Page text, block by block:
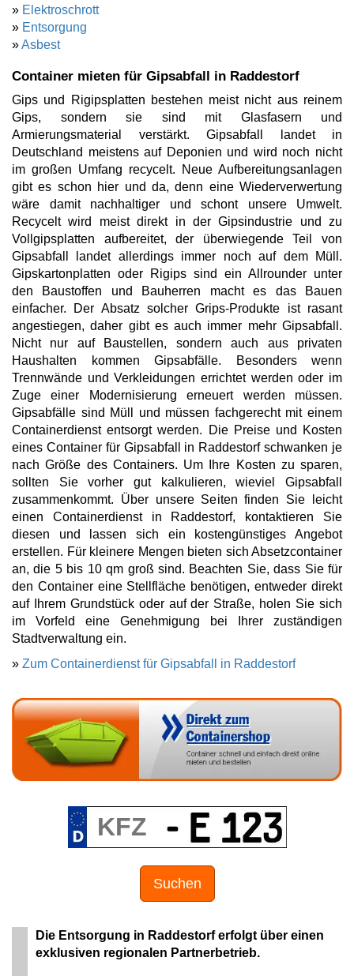
» Elektroschrott
» Entsorgung
»Asbest
Container mieten für Gipsabfall in Raddestorf
Gips und Rigipsplatten bestehen meist nicht aus reinem
Gips, sondern sie sind mit Glasfasern und
Armierungsmaterial verstärkt. Gipsabfall landet in
Deutschland meistens auf Deponien und wird noch nicht
im großen Umfang recycelt. Neue Aufbereitungsanlagen
gibt es schon hier und da, denn eine Wiederverwertung
wäre damit nachhaltiger und schont unsere Umwelt.
Recycelt wird meist direkt in der Gipsindustrie und zu
Vollgipsplatten aufbereitet, der überwiegende Teil von
Gipsabfall landet allerdings immer noch auf dem Müll.
Gipskartonplatten oder Rigips sind ein Allrounder unter
den Baustoffen und Bauherren macht es das Bauen
einfacher. Der Absatz solcher Grips-Produkte ist rasant
angestiegen, daher gibt es auch immer mehr Gipsabfall.
Nicht nur auf Baustellen, sondern auch aus privaten
Haushalten kommen Gipsabfälle. Besonders wenn
Trennwände und Verkleidungen errichtet werden oder im
Zuge einer Modernisierung erneuert werden müssen.
Gipsabfälle sind Müll und müssen fachgerecht mit einem
Containerdienst entsorgt werden. Die Preise und Kosten
eines Container für Gipsabfall in Raddestorf schwanken je
nach Größe des Containers. Um Ihre Kosten zu sparen,
sollten Sie vorher gut kalkulieren, wieviel Gipsabfall
zusammenkommt. Über unsere Seiten finden Sie leicht
einen Containerdienst in Raddestorf, kontaktieren Sie
diesen und lassen sich ein kostengünstiges Angebot
erstellen. Für kleinere Mengen bieten sich Absetzcontainer
an, die 5 bis 10 qm groß sind. Beachten Sie, dass Sie für
den Container eine Stellfläche benötigen, entweder direkt
auf Ihrem Grundstück oder auf der Straße, holen Sie sich
im Vorfeld eine Genehmigung bei Ihrer zuständigen
Stadtverwaltung ein.
» Zum Containerdienst für Gipsabfall in Raddestorf
Suchen
Die Entsorgung in Raddestorf erfolgt über einen
exklusiven regionalen Partnerbetrieb.